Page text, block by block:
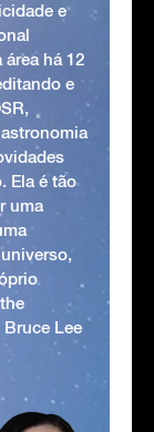
e
há 12
e
Ela é tão
uma
Lee